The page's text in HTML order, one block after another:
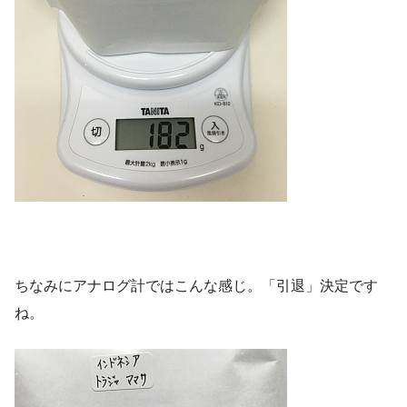
ちなみにアナログ計ではこんな感じ。「引退」決定です
ね。